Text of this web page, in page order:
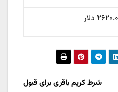
دلار
شرط کریم باقری برای قبول